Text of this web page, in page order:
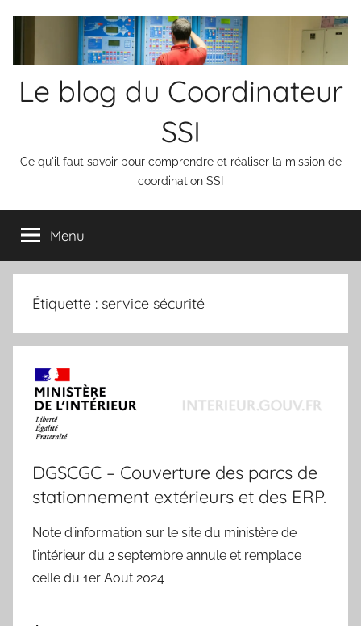
Le blog du Coordinateur
SSI
Ce qu'il faut savoir pour comprendre et réaliser la mission de
coordination SSI
Menu
Étiquette : service sécurité
DGSCGC – Couverture des parcs de
stationnement extérieurs et des ERP.
Note d’information sur le site du ministère de
l’intérieur du 2 septembre annule et remplace
celle du 1er Aout 2024